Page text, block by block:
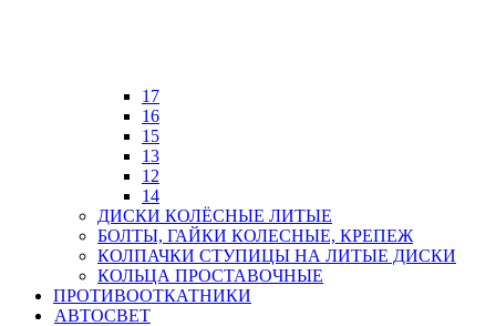
17
16
15
13
12
14
ДИСКИ КОЛЁСНЫЕ ЛИТЫЕ
БОЛТЫ, ГАЙКИ КОЛЕСНЫЕ, КРЕПЕЖ
КОЛПАЧКИ СТУПИЦЫ НА ЛИТЫЕ ДИСКИ
КОЛЬЦА ПРОСТАВОЧНЫЕ
ПРОТИВООТКАТНИКИ
АВТОСВЕТ